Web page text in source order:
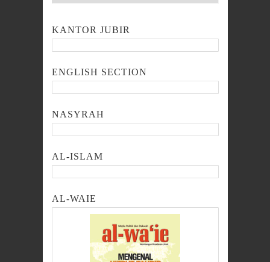
KANTOR JUBIR
ENGLISH SECTION
NASYRAH
AL-ISLAM
AL-WAIE